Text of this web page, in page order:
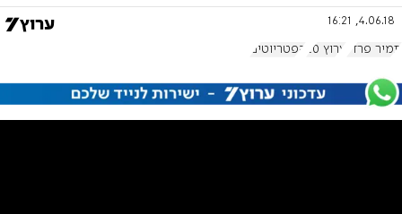
4.06.18, 16:21
תמיר פרדו ערוץ 20 הפטריוטים